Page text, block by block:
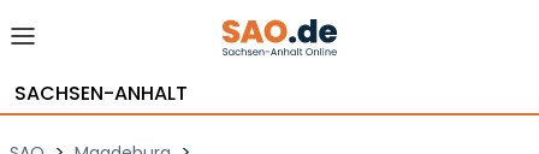
SACHSEN-ANHALT